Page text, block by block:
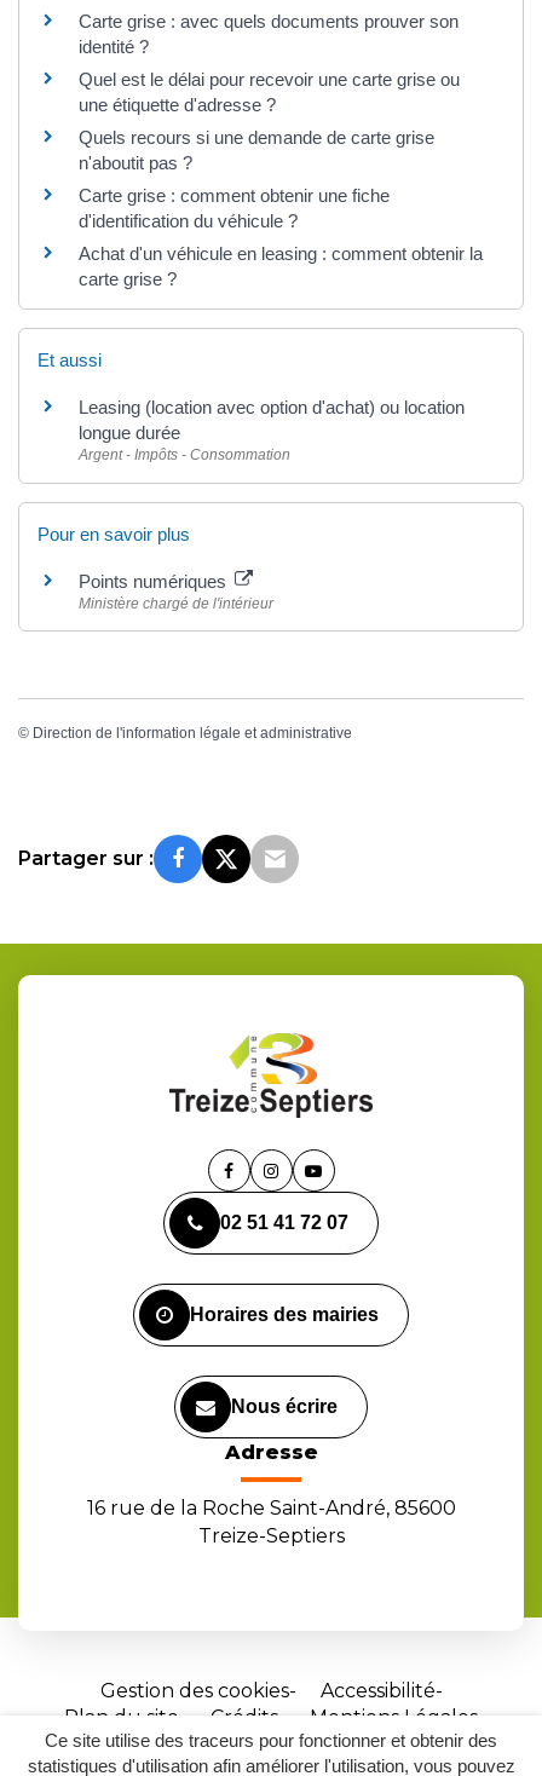
Ce site utilise des traceurs pour fonctionner et obtenir des
statistiques d'utilisation afin améliorer l'utilisation, vous pouvez
Carte grise : avec quels documents prouver son
identité ?
Quel est le délai pour recevoir une carte grise ou
une étiquette d'adresse ?
Quels recours si une demande de carte grise
n'aboutit pas ?
Carte grise : comment obtenir une fiche
d'identification du véhicule ?
Achat d'un véhicule en leasing : comment obtenir la
carte grise ?
Et aussi
Leasing (location avec option d'achat) ou location
longue durée
Argent - Impôts - Consommation
Pour en savoir plus
Points numériques
Ministère chargé de l'intérieur
© Direction de l'information légale et administrative
Partager sur :
Lien
le
compte
Lien
le
compte
Lien
la
chaîne
02 51 41 72 07
Horaires des mairies
Nous écrire
Adresse
16 rue de la Roche Saint-André, 85600
Treize-Septiers
Gestion des cookies
Accessibilité
Plan du site
Crédits
Mentions Légales
Site